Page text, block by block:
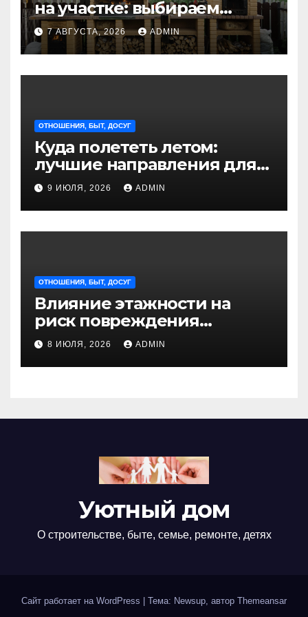
на участке: выбираем
идеальное решение для
отдыха на природе
7 АВГУСТА, 2026 ADMIN
ОТНОШЕНИЯ, БЫТ, ДОСУГ
Куда полететь летом:
лучшие направления для
отдыха из Санкт-
Петербурга
9 ИЮЛЯ, 2026 ADMIN
ОТНОШЕНИЯ, БЫТ, ДОСУГ
Влияние этажности на
риск повреждения
недвижимости
8 ИЮЛЯ, 2026 ADMIN
Уютный дом
О строительстве, быте, семье, ремонте, детях
Сайт работает на WordPress | Тема: Newsup, автор Themeansar